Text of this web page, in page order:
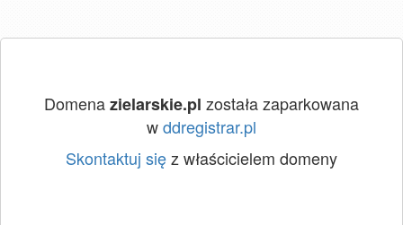
Domenazielarskie.pl została zaparkowana
wddregistrar.pl
Skontaktuj sięz właścicielem domeny